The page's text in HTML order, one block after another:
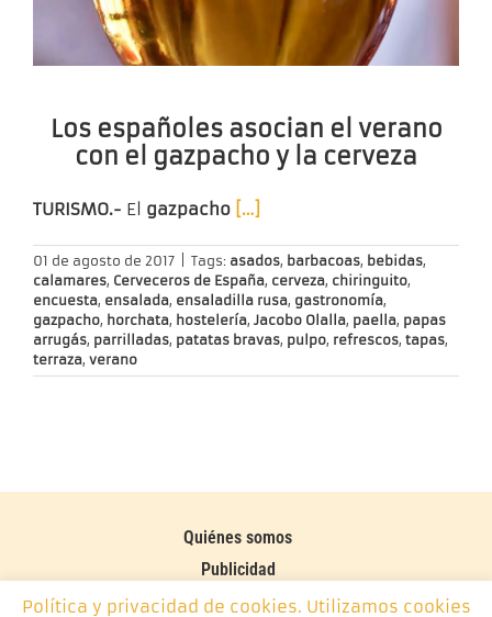
Los españoles asocian el verano
con el gazpacho y la cerveza
TURISMO.- El gazpacho […]
01 de agosto de 2017 Tags: asados, barbacoas, bebidas,
calamares, Cerveceros de España, cerveza, chiringuito,
encuesta, ensalada, ensaladilla rusa, gastronomía,
gazpacho, horchata, hostelería, Jacobo Olalla, paella, papas
arrugás, parrilladas, patatas bravas, pulpo, refrescos, tapas,
terraza, verano
Quiénes somos
Publicidad
Contacto
Política y privacidad de cookies. Utilizamos cookies